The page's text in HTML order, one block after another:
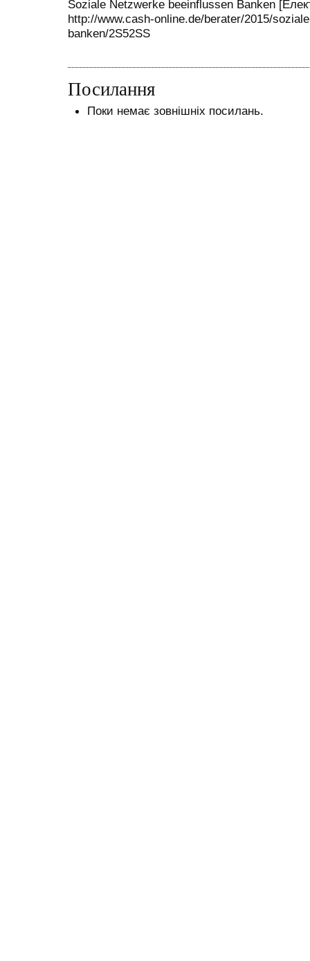
Soziale Netzwerke beeinflussen Banken
http://www.cash-online.de/berater/2015/
banken/2S52SS
Посилання
Поки немає зовнішніх посилань.